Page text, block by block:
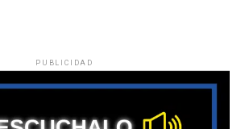
PUBLICIDAD